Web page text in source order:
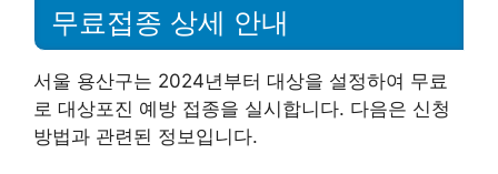
무료접종 상세 안내
서울 용산구는 2024년부터 대상을 설정하여 무료
로 대상포진 예방 접종을 실시합니다. 다음은 신청
방법과 관련된 정보입니다.